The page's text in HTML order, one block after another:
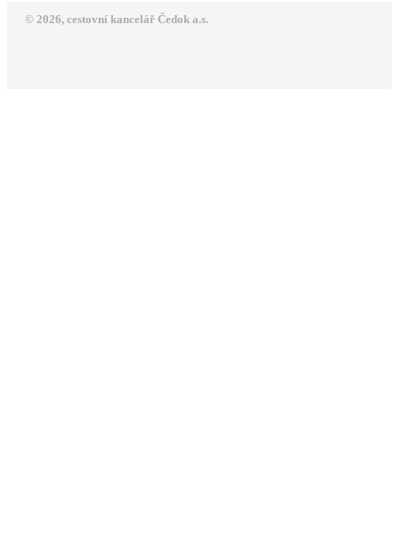
© 2026, cestovní kancelář Čedok a.s.